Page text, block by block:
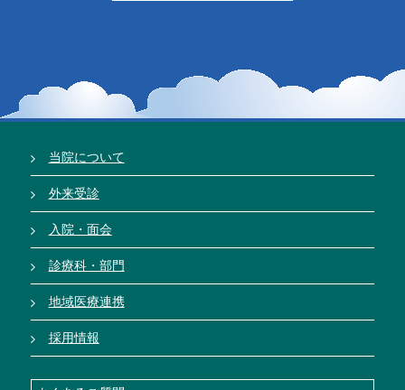
当院について
外来受診
入院・面会
診療科・部門
地域医療連携
採用情報